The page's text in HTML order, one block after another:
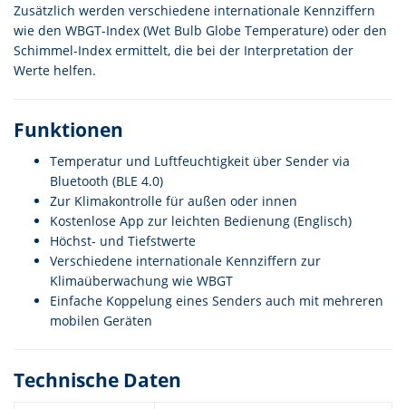
Zusätzlich werden verschiedene internationale Kennziffern
wie den WBGT-Index (Wet Bulb Globe Temperature) oder den
Schimmel-Index ermittelt, die bei der Interpretation der
Werte helfen.
Funktionen
Temperatur und Luftfeuchtigkeit über Sender via
Bluetooth (BLE 4.0)
Zur Klimakontrolle für außen oder innen
Kostenlose App zur leichten Bedienung (Englisch)
Höchst- und Tiefstwerte
Verschiedene internationale Kennziffern zur
Klimaüberwachung wie WBGT
Einfache Koppelung eines Senders auch mit mehreren
mobilen Geräten
Technische Daten